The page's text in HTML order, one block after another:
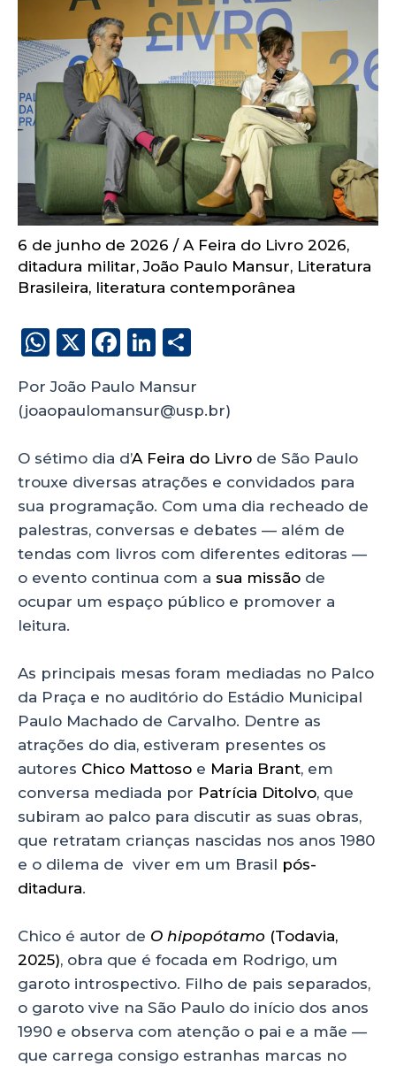
6 de junho de 2026 / A Feira do Livro 2026,
ditadura militar,João Paulo Mansur, Literatura
Brasileira, literatura contemporânea
W
a
ts
A
p
p
X
F
c
e
b
o
o
k
Li
k
e
dI
n
a
re
Por João Paulo Mansur
(joaopaulomansur@usp.br)
O sétimo dia d’A Feira do Livro de São Paulo
trouxe diversas atrações e convidados para
sua programação. Com uma dia recheado de
palestras, conversas e debates — além de
tendas com livros com diferentes editoras —
o evento continua com a sua missão de
ocupar um espaço público e promover a
leitura.
As principais mesas foram mediadas no Palco
da Praça e no auditório do Estádio Municipal
Paulo Machado de Carvalho. Dentre as
atrações do dia, estiveram presentes os
autores Chico Mattoso e Maria Brant, em
conversa mediada por Patrícia Ditolvo, que
subiram ao palco para discutir as suas obras,
que retratam crianças nascidas nos anos 1980
e o dilema de viver em um Brasil pós-
ditadura.
Chico é autor de O hipopótamo (Todavia,
2025), obra que é focada em Rodrigo, um
garoto introspectivo. Filho de pais separados,
o garoto vive na São Paulo do início dos anos
1990 e observa com atenção o pai e a mãe —
que carrega consigo estranhas marcas no